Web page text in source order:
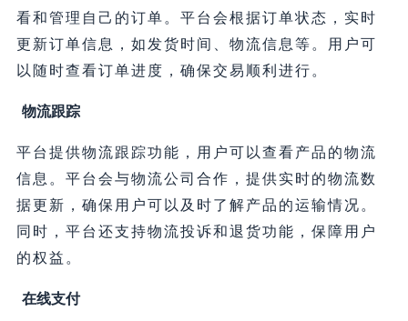
看和管理自己的订单。平台会根据订单状态，实时
更新订单信息，如发货时间、物流信息等。用户可
以随时查看订单进度，确保交易顺利进行。
物流跟踪
平台提供物流跟踪功能，用户可以查看产品的物流
信息。平台会与物流公司合作，提供实时的物流数
据更新，确保用户可以及时了解产品的运输情况。
同时，平台还支持物流投诉和退货功能，保障用户
的权益。
在线支付